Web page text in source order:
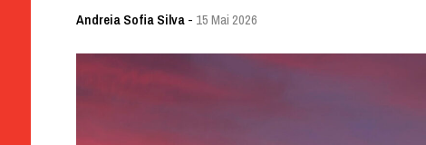
Andreia Sofia Silva- 15 Mai 2026